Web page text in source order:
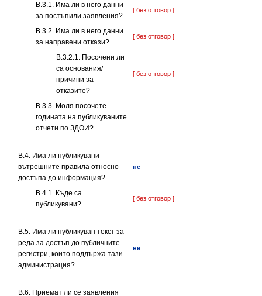
В.3.1. Има ли в него данни
за постъпили заявления?
[ без отговор ]
В.3.2. Има ли в него данни
за направени откази?
[ без отговор ]
В.3.2.1. Посочени ли
са основания/
причини за
отказите?
[ без отговор ]
В.3.3. Моля посочете
годината на публикуваните
отчети по ЗДОИ?
В.4. Има ли публикувани
вътрешните правила относно
достъпа до информация?
не
В.4.1. Къде са
публикувани?
[ без отговор ]
В.5. Има ли публикуван текст за
реда за достъп до публичните
регистри, които поддържа тази
администрация?
не
В.6. Приемат ли се заявления